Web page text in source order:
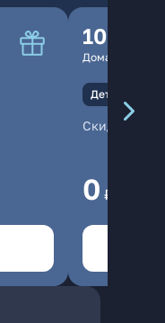
100
Домашний
Детали
Скидка
0 ₽/мес